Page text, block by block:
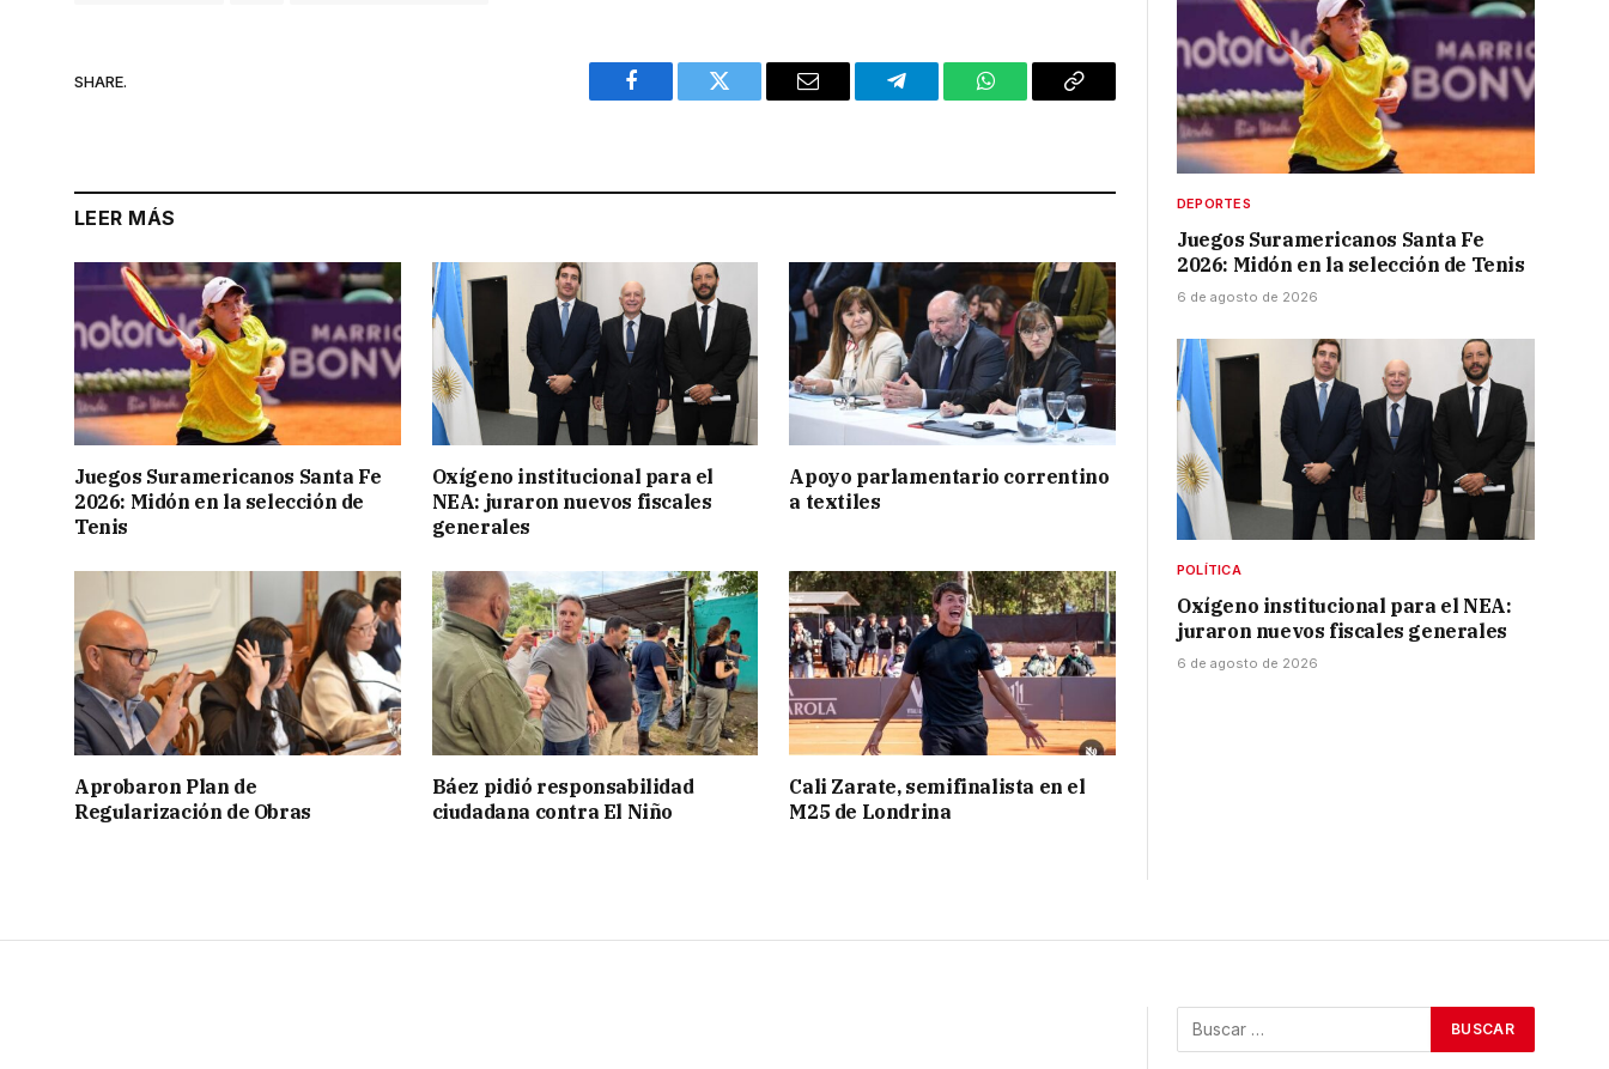
SHARE.
Facebook Twitter Email Telegram WhatsAppCopy
LEER MÁS
Juegos Suramericanos Santa Fe
2026: Midón en la selección de
Tenis
Oxígeno institucional para el
NEA: juraron nuevos fiscales
generales
Apoyo parlamentario correntino
a textiles
Aprobaron Plan de
Regularización de Obras
Báez pidió responsabilidad
ciudadana contra El Niño
Cali Zarate, semifinalista en el
M25 de Londrina
DEPORTES
Juegos Suramericanos Santa Fe
2026: Midón en la selección de Tenis
6 de agosto de 2026
POLÍTICA
Oxígeno institucional para el NEA:
juraron nuevos fiscales generales
6 de agosto de 2026